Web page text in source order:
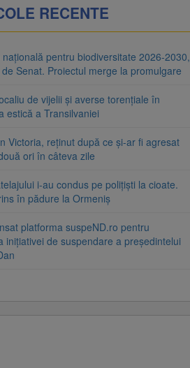
RECENTE
națională pentru biodiversitate 2026-2030,
Senat. Proiectul merge la promulgare
de vijelii și averse torențiale în
estică a Transilvaniei
Victoria, reținut după ce și-ar fi agresat
ori în câteva zile
i-au condus pe polițiști la cioate.
în pădure la Ormeniș
platforma suspeND.ro pentru
inițiativei de suspendare a președintelui